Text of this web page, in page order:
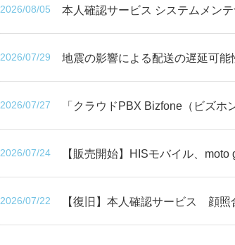
2026/08/05 本人確認サービス システムメン
2026/07/29 地震の影響による配送の遅延可能
2026/07/27 「クラウドPBX Bizfone（ビズ
2026/07/24 【販売開始】HISモバイル、
2026/07/22 【復旧】本人確認サービス 顔照